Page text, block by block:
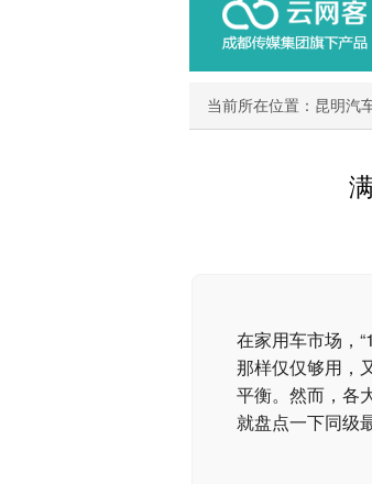
当前所在位置： 昆明汽
在家用车市场，
那样仅仅够用，
平衡。然而，各
就盘点一下同级